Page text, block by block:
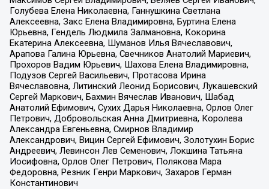
Голубева Елена Николаевна, Ганнушкина Светлана
Алексеевна, Закс Елена Владимировна, Буртина Елена
Юрьевна, Гендель Людмила Залмановна, Кокорина
Екатерина Алексеевна, Шуманов Илья Вячеславович,
Арапова Галина Юрьевна, Свечников Анатолий Мариевич,
Прохоров Вадим Юрьевич, Шахова Елена Владимировна,
Подузов Сергей Васильевич, Протасова Ирина
Вячеславовна, Литинский Леонид Борисович, Лукашевский
Сергей Маркович, Бахмин Вячеслав Иванович, Шабад
Анатолий Ефимович, Сухих Дарья Николаевна, Орлов Олег
Петрович, Добровольская Анна Дмитриевна, Королева
Александра Евгеньевна, Смирнов Владимир
Александрович, Вицин Сергей Ефимович, Золотухин Борис
Андреевич, Левинсон Лев Семенович, Локшина Татьяна
Иосифовна, Орлов Олег Петрович, Полякова Мара
Федоровна, Резник Генри Маркович, Захаров Герман
Константинович